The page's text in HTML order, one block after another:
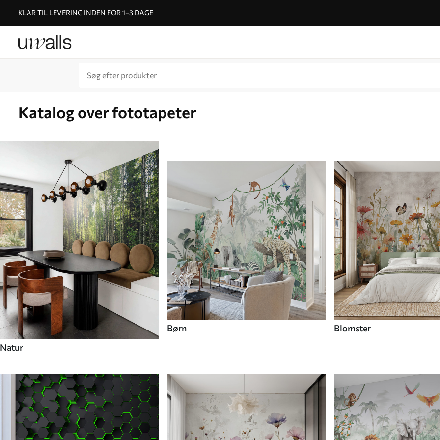
KLAR TIL LEVERING INDEN FOR 1–3 DAGE
Katalog over fototapeter
Natur
Børn Blomster